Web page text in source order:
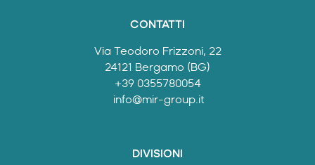
CONTATTI
Via Teodoro Frizzoni, 22
24121 Bergamo (BG)
+39 0355780054
info@mir-group.it
DIVISIONI